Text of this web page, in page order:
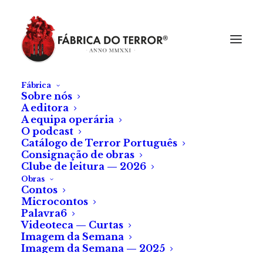
Fábrica
Sobre nós
A editora
A equipa operária
O podcast
Catálogo de Terror Português
Consignação de obras
Clube de leitura — 2026
Obras
Contos
Microcontos
Palavra6
Videoteca — Curtas
Imagem da Semana
Imagem da Semana — 2025
Odeio Manhãs
de Martim Maria Ramos